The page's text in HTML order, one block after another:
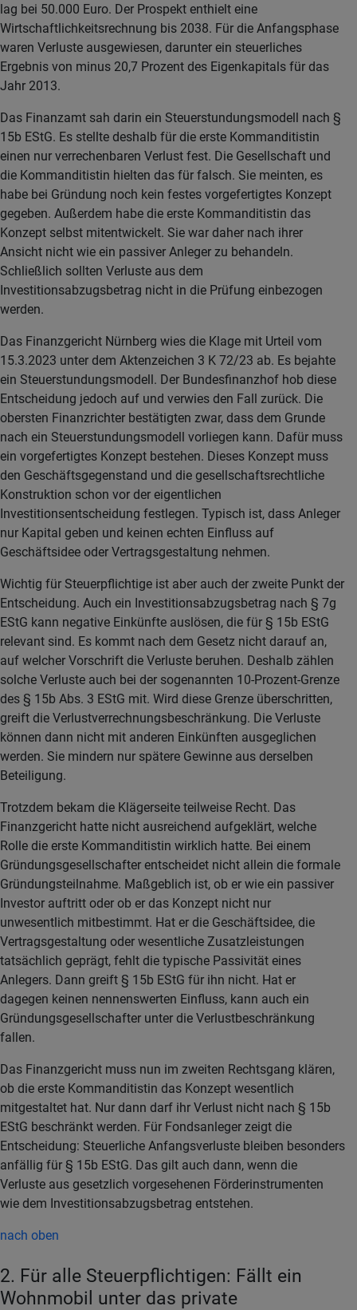
lag bei 50.000 Euro. Der Prospekt enthielt eine
Wirtschaftlichkeitsrechnung bis 2038. Für die Anfangsphase
waren Verluste ausgewiesen, darunter ein steuerliches
Ergebnis von minus 20,7 Prozent des Eigenkapitals für das
Jahr 2013.
Das Finanzamt sah darin ein Steuerstundungsmodell nach §
15b EStG. Es stellte deshalb für die erste Kommanditistin
einen nur verrechenbaren Verlust fest. Die Gesellschaft und
die Kommanditistin hielten das für falsch. Sie meinten, es
habe bei Gründung noch kein festes vorgefertigtes Konzept
gegeben. Außerdem habe die erste Kommanditistin das
Konzept selbst mitentwickelt. Sie war daher nach ihrer
Ansicht nicht wie ein passiver Anleger zu behandeln.
Schließlich sollten Verluste aus dem
Investitionsabzugsbetrag nicht in die Prüfung einbezogen
werden.
Das Finanzgericht Nürnberg wies die Klage mit Urteil vom
15.3.2023 unter dem Aktenzeichen 3 K 72/23 ab. Es bejahte
ein Steuerstundungsmodell. Der Bundesfinanzhof hob diese
Entscheidung jedoch auf und verwies den Fall zurück. Die
obersten Finanzrichter bestätigten zwar, dass dem Grunde
nach ein Steuerstundungsmodell vorliegen kann. Dafür muss
ein vorgefertigtes Konzept bestehen. Dieses Konzept muss
den Geschäftsgegenstand und die gesellschaftsrechtliche
Konstruktion schon vor der eigentlichen
Investitionsentscheidung festlegen. Typisch ist, dass Anleger
nur Kapital geben und keinen echten Einfluss auf
Geschäftsidee oder Vertragsgestaltung nehmen.
Wichtig für Steuerpflichtige ist aber auch der zweite Punkt der
Entscheidung. Auch ein Investitionsabzugsbetrag nach § 7g
EStG kann negative Einkünfte auslösen, die für § 15b EStG
relevant sind. Es kommt nach dem Gesetz nicht darauf an,
auf welcher Vorschrift die Verluste beruhen. Deshalb zählen
solche Verluste auch bei der sogenannten 10-Prozent-Grenze
des § 15b Abs. 3 EStG mit. Wird diese Grenze überschritten,
greift die Verlustverrechnungsbeschränkung. Die Verluste
können dann nicht mit anderen Einkünften ausgeglichen
werden. Sie mindern nur spätere Gewinne aus derselben
Beteiligung.
Trotzdem bekam die Klägerseite teilweise Recht. Das
Finanzgericht hatte nicht ausreichend aufgeklärt, welche
Rolle die erste Kommanditistin wirklich hatte. Bei einem
Gründungsgesellschafter entscheidet nicht allein die formale
Gründungsteilnahme. Maßgeblich ist, ob er wie ein passiver
Investor auftritt oder ob er das Konzept nicht nur
unwesentlich mitbestimmt. Hat er die Geschäftsidee, die
Vertragsgestaltung oder wesentliche Zusatzleistungen
tatsächlich geprägt, fehlt die typische Passivität eines
Anlegers. Dann greift § 15b EStG für ihn nicht. Hat er
dagegen keinen nennenswerten Einfluss, kann auch ein
Gründungsgesellschafter unter die Verlustbeschränkung
fallen.
Das Finanzgericht muss nun im zweiten Rechtsgang klären,
ob die erste Kommanditistin das Konzept wesentlich
mitgestaltet hat. Nur dann darf ihr Verlust nicht nach § 15b
EStG beschränkt werden. Für Fondsanleger zeigt die
Entscheidung: Steuerliche Anfangsverluste bleiben besonders
anfällig für § 15b EStG. Das gilt auch dann, wenn die
Verluste aus gesetzlich vorgesehenen Förderinstrumenten
wie dem Investitionsabzugsbetrag entstehen.
nach oben
2. Für alle Steuerpflichtigen: Fällt ein
Wohnmobil unter das private